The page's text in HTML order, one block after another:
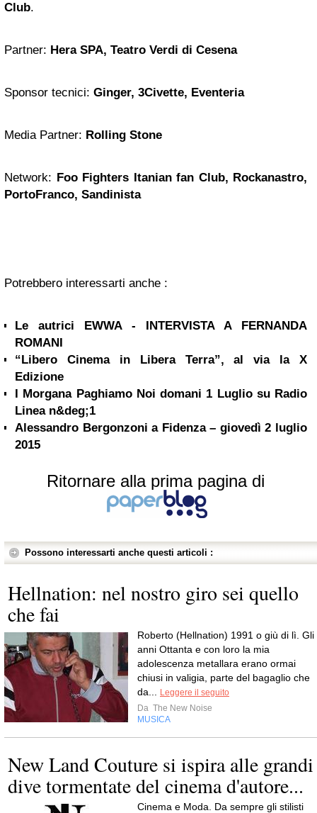
Club.
Partner: Hera SPA, Teatro Verdi di Cesena
Sponsor tecnici: Ginger, 3Civette, Eventeria
Media Partner: Rolling Stone
Network: Foo Fighters Itanian fan Club, Rockanastro,
PortoFranco, Sandinista
Potrebbero interessarti anche :
Le autrici EWWA - INTERVISTA A FERNANDA
ROMANI
“Libero Cinema in Libera Terra”, al via la X
Edizione
I Morgana Paghiamo Noi domani 1 Luglio su Radio
Linea n&deg;1
Alessandro Bergonzoni a Fidenza – giovedì 2 luglio
2015
Ritornare alla prima pagina di
Possono interessarti anche questi articoli :
Hellnation: nel nostro giro sei quello
che fai
Roberto (Hellnation) 1991 o giù di lì. Gli
anni Ottanta e con loro la mia
adolescenza metallara erano ormai
chiusi in valigia, parte del bagaglio che
da...
Leggere il seguito
Da The New Noise
MUSICA
New Land Couture si ispira alle grandi
dive tormentate del cinema d'autore...
Cinema e Moda. Da sempre gli stilisti